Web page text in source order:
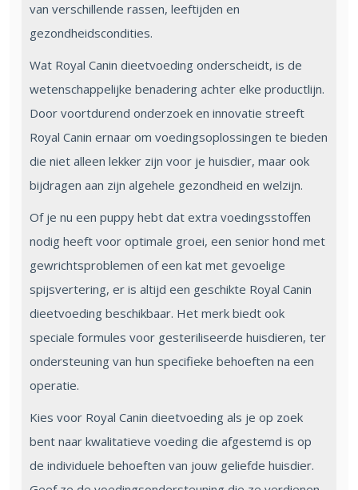
van verschillende rassen, leeftijden en
gezondheidscondities.
Wat Royal Canin dieetvoeding onderscheidt, is de
wetenschappelijke benadering achter elke productlijn.
Door voortdurend onderzoek en innovatie streeft
Royal Canin ernaar om voedingsoplossingen te bieden
die niet alleen lekker zijn voor je huisdier, maar ook
bijdragen aan zijn algehele gezondheid en welzijn.
Of je nu een puppy hebt dat extra voedingsstoffen
nodig heeft voor optimale groei, een senior hond met
gewrichtsproblemen of een kat met gevoelige
spijsvertering, er is altijd een geschikte Royal Canin
dieetvoeding beschikbaar. Het merk biedt ook
speciale formules voor gesteriliseerde huisdieren, ter
ondersteuning van hun specifieke behoeften na een
operatie.
Kies voor Royal Canin dieetvoeding als je op zoek
bent naar kwalitatieve voeding die afgestemd is op
de individuele behoeften van jouw geliefde huisdier.